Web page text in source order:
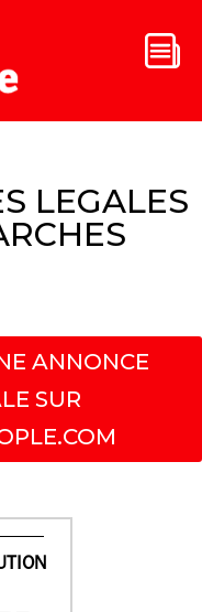
LEGALES
ANNONCE
SUR